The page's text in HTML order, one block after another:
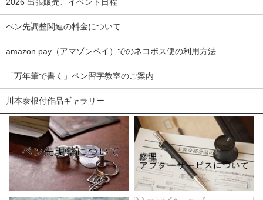
ペン先調整関連の料金について
amazon pay（アマゾンペイ）でのネコポス便の利用方法
「万年筆で書く」ペン習字教室のご案内
川本泰根付作品ギャラリー